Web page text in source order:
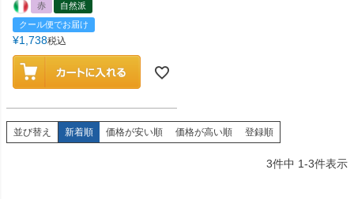
赤
自然派
クール便でお届け
¥1,738税込
並び替え 新着順 価格が安い順 価格が高い順 登録順
3件中 1-3件表示